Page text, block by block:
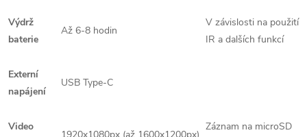
Výdrž
baterie
Až 6-8 hodin
V závislosti na použití
IR a dalších funkcí
Externí
napájení
USB Type-C
Video
Záznam na microSD